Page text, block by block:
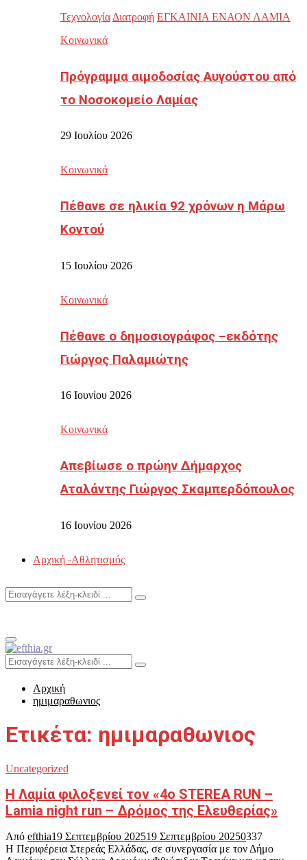
Τεχνολογία Διατροφή ΕΓΚΑΙΝΙΑ ΕΝΑΟΝ ΛΑΜΙΑ
Κοινωνικά
Πρόγραμμα αιμοδοσίας Αυγούστου από
το Νοσοκομείο Λαμίας
29 Ιουλίου 2026
Κοινωνικά
Πέθανε σε ηλικία 92 χρόνων η Μάρω
Κοντού
15 Ιουλίου 2026
Κοινωνικά
Πέθανε ο δημοσιογράφος –εκδότης
Γιώργος Παλαμιώτης
16 Ιουνίου 2026
Κοινωνικά
Απεβίωσε ο πρώην Δήμαρχος
Αταλάντης Γιώργος Σκαμπερδόπουλος
16 Ιουνίου 2026
Αρχική -Αθλητισμός
Search
Search
Primary
Menu
Search
for:
Search
Αρχική
ημιμαραθωνιος
Ετικέτα: ημιμαραθωνιος
Uncategorized
Η Λαμία φιλοξενεί τον «4ο STEREA RUN –
Lamia night run – Δρόμος της Ελευθερίας»
Από efthia19 Σεπτεμβρίου 202519 Σεπτεμβρίου 20250337
Η Περιφέρεια Στερεάς Ελλάδας, σε συνεργασία με τον Δήμο